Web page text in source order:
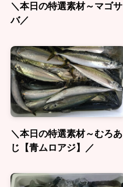
＼本日の特選素材～マゴサ
バ／
＼本日の特選素材～むろあ
じ【青ムロアジ】／